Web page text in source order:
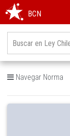
BCN
Navegar Norma